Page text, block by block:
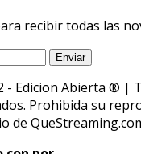
recibir todas las
- Edicion Abierta ® |
Prohibida su
de